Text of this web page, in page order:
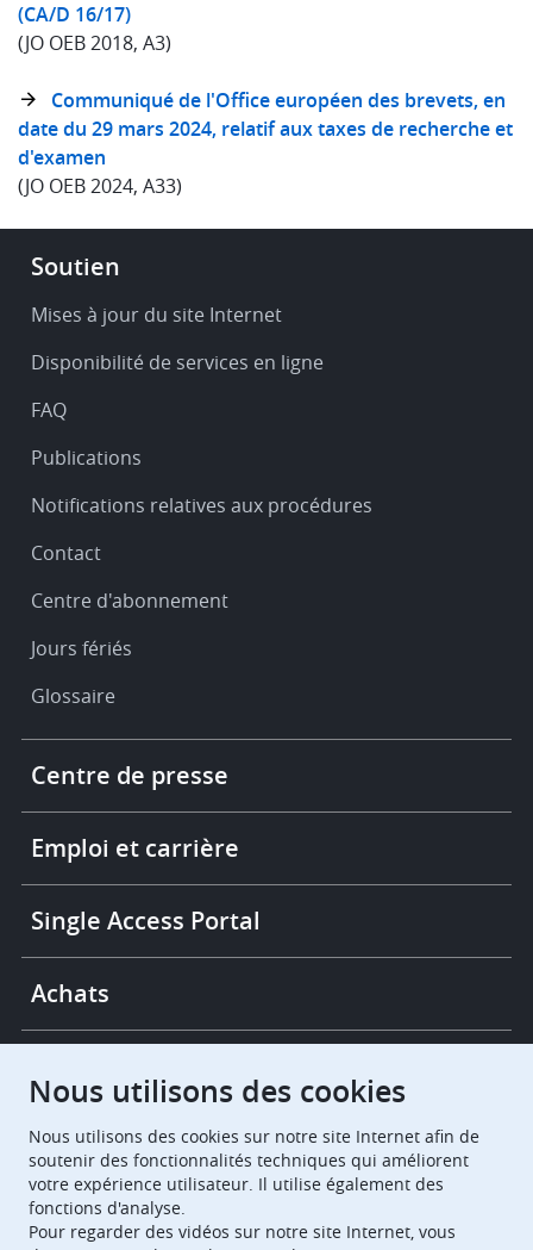
(CA/D 16/17)
(JO OEB 2018, A3)
Communiqué de l'Office européen des brevets, en
date du 29 mars 2024, relatif aux taxes de recherche et
d'examen
(JO OEB 2024, A33)
Footer
Service
support
Soutien
Mises à jour du site Internet
Disponibilité de services en ligne
FAQ
Publications
Notifications relatives aux procédures
Contact
Centre d'abonnement
Jours fériés
Glossaire
More
links
Centre de presse
Emploi et carrière
Single Access Portal
Achats
European Patent Office EPO Jobs
EuropeanPatentOffice
Nous utilisons des cookies
Nous utilisons des cookies sur notre site Internet afin de
soutenir des fonctionnalités techniques qui améliorent
votre expérience utilisateur. Il utilise également des
fonctions d'analyse.
Pour regarder des vidéos sur notre site Internet, vous